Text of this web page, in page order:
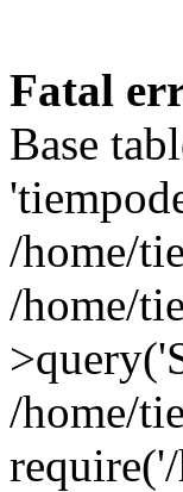
Fatal
Base
/home/
/home/
/home/